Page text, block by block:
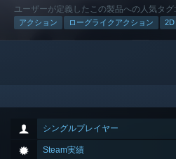
ユーザーが定義したこの製品への人気タグ:
アクション ローグライクアクション 2D
シングルプレイヤー
Steam実績